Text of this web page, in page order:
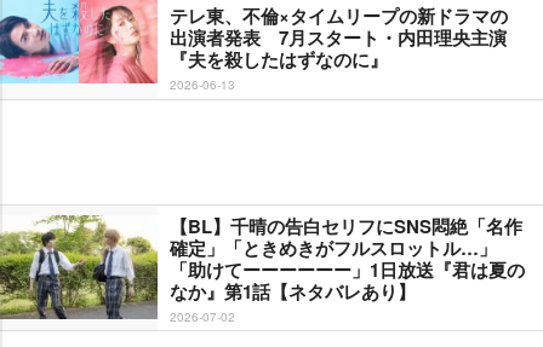
テレ東、不倫×タイムリープの新ドラマの
出演者発表 7月スタート・内田理央主演
『夫を殺したはずなのに』
2026-06-13
【BL】千晴の告白セリフにSNS悶絶「名作
確定」「ときめきがフルスロットル…」
「助けてーーーーーー」1日放送『君は夏の
なか』第1話【ネタバレあり】
2026-07-02